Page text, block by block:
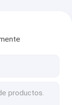
de la vespa